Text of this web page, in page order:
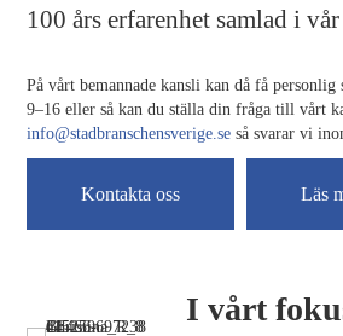
100 års erfarenhet samlad i
På vårt bemannade kansli kan då få
9–16 eller så kan du ställa din fråga till vårt
info@stadbranschensverige.se så svarar vi
Kontakta oss Läs
I vårt